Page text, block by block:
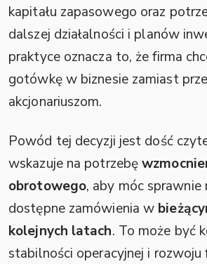
kapitału zapasowego oraz
dalszej działalności i planów
praktyce oznacza to, że firma
gotówkę w biznesie zamiast
akcjonariuszom.
Powód tej decyzji jest dość
wskazuje na potrzebę
obrotowego, aby móc
dostępne zamówienia w
kolejnych latach. To może być
stabilności operacyjnej i rozwoju